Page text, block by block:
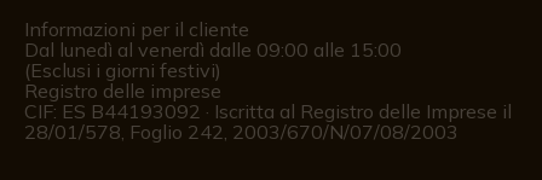
Informazioni per il cliente
Dal lunedì al venerdì dalle 09:00 alle 15:00
(Esclusi i giorni festivi)
Registro delle imprese
CIF: ES B44193092 · Iscritta al Registro delle Imprese il
28/01/578, Foglio 242, 2003/670/N/07/08/2003